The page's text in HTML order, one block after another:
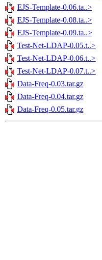
EJS-Template-0.06.ta..>
EJS-Template-0.08.ta..>
EJS-Template-0.09.ta..>
Test-Net-LDAP-0.05.t..>
Test-Net-LDAP-0.06.t..>
Test-Net-LDAP-0.07.t..>
Data-Freq-0.03.tar.gz
Data-Freq-0.04.tar.gz
Data-Freq-0.05.tar.gz